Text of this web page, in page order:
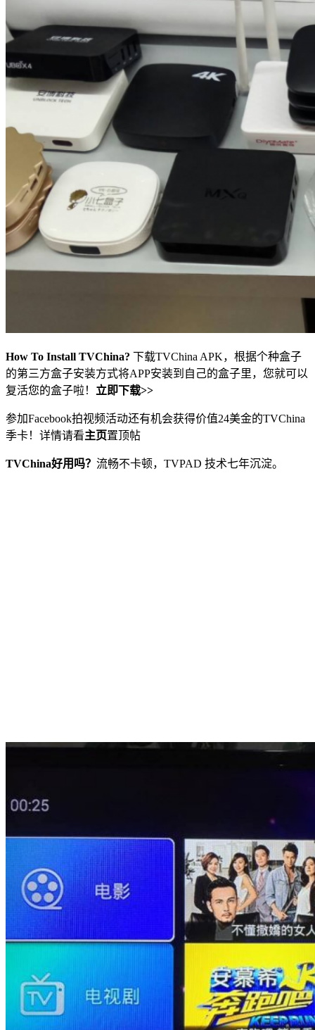
How To Install TVChina? 下载TVChina APK，根据个种盒子
的第三方盒子安装方式将APP安装到自己的盒子里，您就可以
复活您的盒子啦！ 立即下载>>
参加Facebook拍视频活动还有机会获得价值24美金的TVChina
季卡！详情请看主页置顶帖
TVChina好用吗？ 流畅不卡顿，TVPAD 技术七年沉淀。